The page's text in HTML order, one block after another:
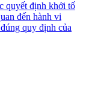
quyết định khởi tố
đến hành vi
quy định của